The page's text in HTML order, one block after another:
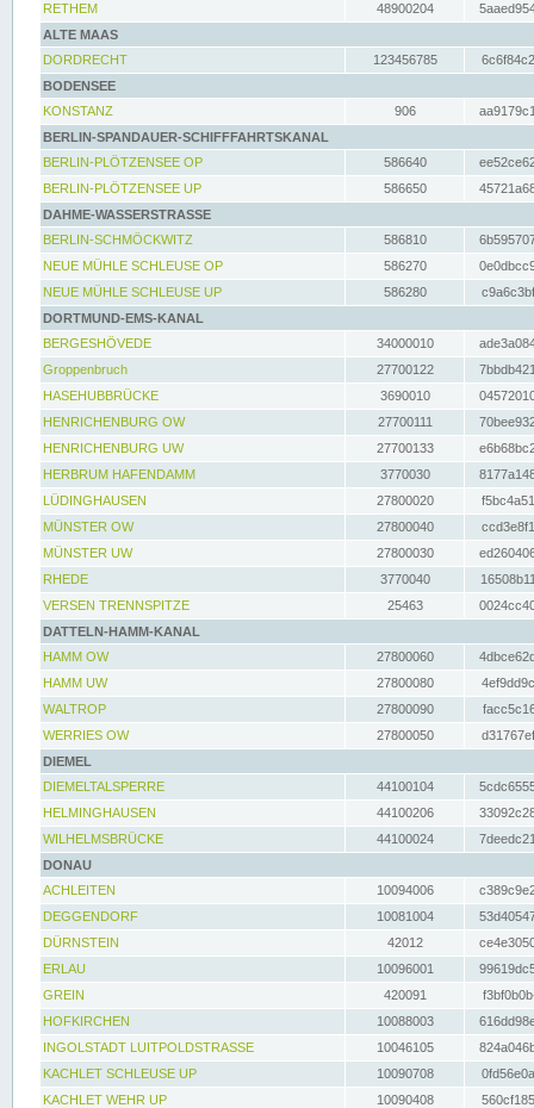
RETHEM
48900204
ALTE MAAS
DORDRECHT
123456785
BODENSEE
KONSTANZ
906
BERLIN-SPANDAUER-SCHIFFFAHRTSKANAL
BERLIN-PLÖTZENSEE OP
586640
BERLIN-PLÖTZENSEE UP
586650
DAHME-WASSERSTRASSE
BERLIN-SCHMÖCKWITZ
586810
NEUE MÜHLE SCHLEUSE OP
586270
NEUE MÜHLE SCHLEUSE UP
586280
DORTMUND-EMS-KANAL
BERGESHÖVEDE
34000010
Groppenbruch
27700122
HASEHUBBRÜCKE
3690010
HENRICHENBURG OW
27700111
HENRICHENBURG UW
27700133
HERBRUM HAFENDAMM
3770030
LÜDINGHAUSEN
27800020
MÜNSTER OW
27800040
MÜNSTER UW
27800030
RHEDE
3770040
VERSEN TRENNSPITZE
25463
DATTELN-HAMM-KANAL
HAMM OW
27800060
HAMM UW
27800080
WALTROP
27800090
WERRIES OW
27800050
DIEMEL
DIEMELTALSPERRE
44100104
HELMINGHAUSEN
44100206
WILHELMSBRÜCKE
44100024
DONAU
ACHLEITEN
10094006
DEGGENDORF
10081004
DÜRNSTEIN
42012
ERLAU
10096001
GREIN
420091
HOFKIRCHEN
10088003
INGOLSTADT LUITPOLDSTRASSE
10046105
KACHLET SCHLEUSE UP
10090708
KACHLET WEHR UP
10090408